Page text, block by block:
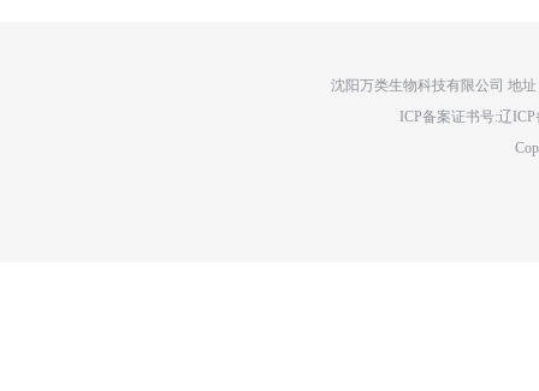
沈阳万类生物科技有限公司 地
ICP备案证书号:辽